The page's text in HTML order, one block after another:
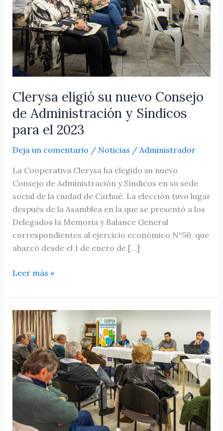
Clerysa eligió su nuevo Consejo
de Administración y Síndicos
para el 2023
Deja un comentario / Noticias / Administrador
La Cooperativa Clerysa ha elegido su nuevo
Consejo de Administración y Síndicos en su sede
social de la ciudad de Carhué. La elección tuvo lugar
después de la Asamblea en la que se presentó a los
Delegados la Memoria y Balance General
correspondientes al ejercicio económico N°50, que
abarcó desde el 1 de enero de […]
Consejo
de
Administración
Síndicos
para
el
2023
Leer más »
Se
eligió
el
nuevo
Consejo
de
Administración
Síndicos